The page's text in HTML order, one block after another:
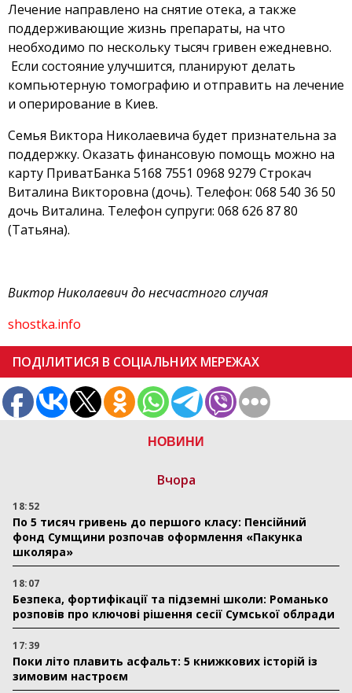
НОВИНИ
Вчора
18:52
По 5 тисяч гривень до першого класу: Пенсійний
фонд Сумщини розпочав оформлення «Пакунка
школяра»
18:07
Безпека, фортифікації та підземні школи: Романько
розповів про ключові рішення сесії Сумської облради
17:39
Поки літо плавить асфальт: 5 книжкових історій із
зимовим настроєм
Лечение направлено на снятие отека, а также
поддерживающие жизнь препараты, на что
необходимо по нескольку тысяч гривен ежедневно.
Если состояние улучшится, планируют делать
компьютерную томографию и отправить на лечение
и оперирование в Киев.
Семья Виктора Николаевича будет признательна за
поддержку. Оказать финансовую помощь можно на
карту ПриватБанка 5168 7551 0968 9279 Строкач
Виталина Викторовна (дочь). Телефон: 068 540 36 50
дочь Виталина. Телефон супруги: 068 626 87 80
(Татьяна).
Виктор Николаевич до несчастного случая
shostka.info
ПОДІЛИТИСЯ В СОЦІАЛЬНИХ МЕРЕЖАХ